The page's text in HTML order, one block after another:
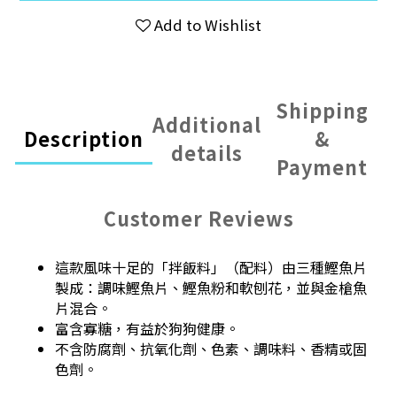
Add to Wishlist
Description
Additional
details
Shipping
&
Payment
Customer Reviews
這款風味十足的「拌飯料」（配料）由三種鰹魚片
製成：調味鰹魚片、鰹魚粉和軟刨花，並與金槍魚
片混合。
富含寡糖，有益於狗狗健康。
不含防腐劑、抗氧化劑、色素、調味料、香精或固
色劑。